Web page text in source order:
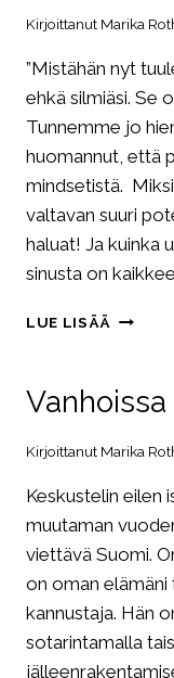
Kirjoittanut Marika
”Mistähän nyt
ehkä silmiäsi. Se
Tunnemme jo
huomannut, että
mindsetistä.
valtavan suuri
haluat! Ja kuinka
sinusta on
LUE LISÄÄ MITÄ
Kirjoittanut Marika
Keskustelin eilen
muutaman
viettävä Suomi.
on oman elämäni
kannustaja. Hän
sotarintamalla